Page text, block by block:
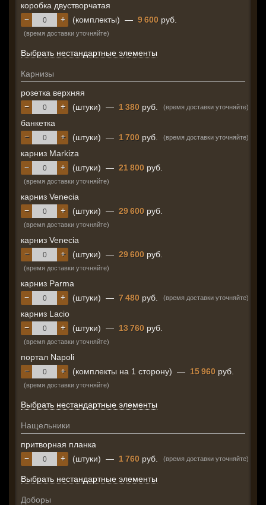
коробка двустворчатая
+
− (комплекты) — 9 600 руб.
(время доставки уточняйте)
Выбрать нестандартные элементы
Карнизы
розетка верхняя
+
− (штуки) — 1 380 руб. (время доставки уточняйте)
банкетка
+
− (штуки) — 1 700 руб. (время доставки уточняйте)
карниз Markiza
+
− (штуки) — 21 800 руб.
(время доставки уточняйте)
карниз Venecia
+
− (штуки) — 29 600 руб.
(время доставки уточняйте)
карниз Venecia
+
− (штуки) — 29 600 руб.
(время доставки уточняйте)
карниз Parma
+
− (штуки) — 7 480 руб. (время доставки уточняйте)
карниз Lacio
+
− (штуки) — 13 760 руб.
(время доставки уточняйте)
портал Napoli
+
− (комплекты на 1 сторону) — 15 960 руб.
(время доставки уточняйте)
Выбрать нестандартные элементы
Нащельники
притворная планка
+
− (штуки) — 1 760 руб. (время доставки уточняйте)
Выбрать нестандартные элементы
Доборы